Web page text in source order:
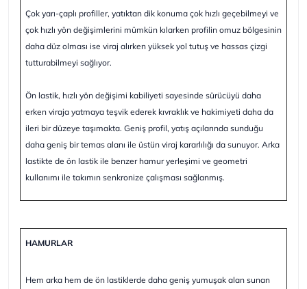
Çok yarı-çaplı profiller, yatıktan dik konuma çok hızlı geçebilmeyi ve
çok hızlı yön değişimlerini mümkün kılarken profilin omuz bölgesinin
daha düz olması ise viraj alırken yüksek yol tutuş ve hassas çizgi
tutturabilmeyi sağlıyor.
Ön lastik, hızlı yön değişimi kabiliyeti sayesinde sürücüyü daha
erken viraja yatmaya teşvik ederek kıvraklık ve hakimiyeti daha da
ileri bir düzeye taşımakta. Geniş profil, yatış açılarında sunduğu
daha geniş bir temas alanı ile üstün viraj kararlılığı da sunuyor. Arka
lastikte de ön lastik ile benzer hamur yerleşimi ve geometri
kullanımı ile takımın senkronize çalışması sağlanmış.
HAMURLAR
Hem arka hem de ön lastiklerde daha geniş yumuşak alan sunan